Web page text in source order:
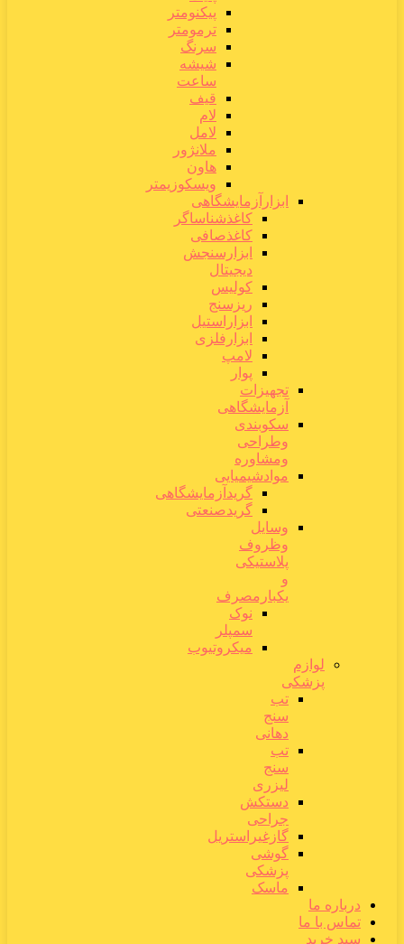
پیکنومتر
ترمومتر
سرنگ
شیشه
ساعت
قیف
لام
لامل
ملانژور
هاون
ویسکوزیمتر
ابزارآزمایشگاهی
کاغذشناساگر
کاغذصافی
ابزارسنجش
دیجیتال
کولیس
ریزسنج
ابزاراستیل
ابزارفلزی
لامپ
پوار
تجهیزات
آزمایشگاهی
سکوبندی
وطراحی
ومشاوره
موادشیمیایی
گریدآزمایشگاهی
گریدصنعتی
وسایل
وظروف
پلاستیکی
و
یکبارمصرف
نوک
سمپلر
میکروتیوب
لوازم
پزشکی
تب
سنج
دهانی
تب
سنج
لیزری
دستکش
جراحی
گازغیراستریل
گوشی
پزشکی
ماسک
درباره ما
تماس با ما
سبد خرید